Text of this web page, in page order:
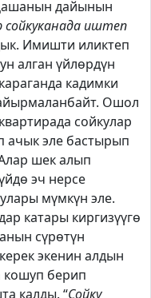
дайынын
сойкуканада иштеп
Имишти иликтеп
алган үйлөрдүн
кадимки
Ошол
сойкулар
ачык эле бастырып
шек алып
эч нерсе
мүмкүн эле.
катары киргизүүгө
сүрөтүн
экенин алдын
кошуп берип
калды. “Сойку